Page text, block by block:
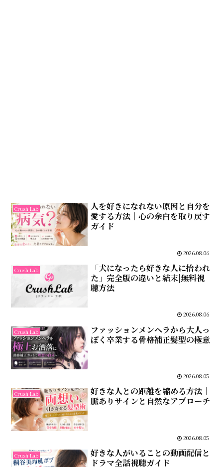
Crush Lab
人を好きになれない原因と自分を
愛する方法｜心の余白を取り戻す
ガイド
2026.08.06
Crush Lab
「犬になったら好きな人に拾われ
た」完全版の違いと結末|無料視
聴方法
2026.08.06
Crush Lab
ファッションメンヘラから大人っ
ぽく卒業する骨格補正髪型の極意
2026.08.05
Crush Lab
好きな人との距離を縮める方法｜
脈ありサインと自然なアプローチ
2026.08.05
Crush Lab
好きな人がいることの動画配信と
ドラマ全話視聴ガイド